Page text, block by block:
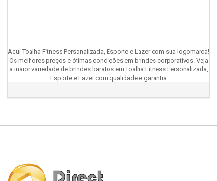
Aqui Toalha Fitness Personalizada, Esporte e Lazer com sua logomarca!
Os melhores preços e ótimas condições em brindes corporativos. Veja
a maior variedade de brindes baratos em Toalha Fitness Personalizada,
Esporte e Lazer com qualidade e garantia